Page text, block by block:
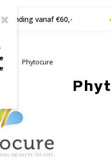
vanaf €60,-
Phytocure